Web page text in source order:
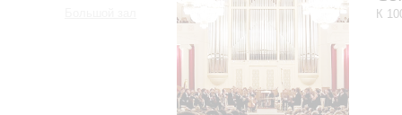
К